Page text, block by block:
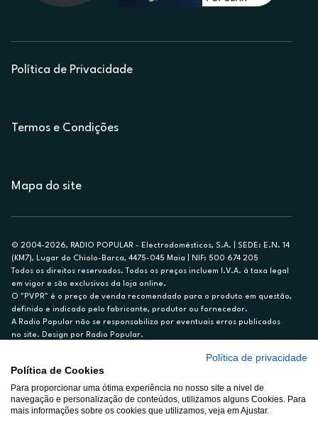
Política de Privacidade
Termos e Condições
Mapa do site
© 2004-2026, RADIO POPULAR - Electrodomésticos, S.A. | SEDE: E.N. 14
(KM7), Lugar do Chiolo-Barca, 4475-045 Maia | NIF: 500 674 205
Todos os direitos reservados. Todos os preços incluem I.V.A. à taxa legal
em vigor e são exclusivos da loja online.
O "PVPR" é o preço de venda recomendado para o produto em questão,
definido e indicado pelo fabricante, produtor ou fornecedor.
A Radio Popular não se responsabiliza por eventuais erros publicados
no site. Design por Radio Popular.
Ex. para limite de crédito de €1.500, reembolsado em 12 meses, TAN
14,79%.
Crédito sujeito a aprovação pelo Cetelem, marca BNP Paribas Personal
Finance, S.A., Sucursal em Portugal. Informe-se no 21 721 90 00 (dias
Política de privacidade
Política de Cookies
Para proporcionar uma ótima experiência no nosso site a nivel de
navegação e personalização de conteúdos, utilizamos alguns Cookies. Para
mais informações sobre os cookies que utilizamos, veja em Ajustar.